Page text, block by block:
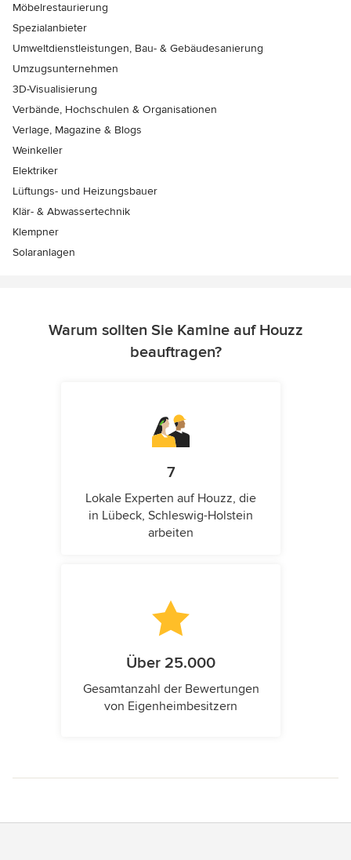
Möbelrestaurierung
Spezialanbieter
Umweltdienstleistungen, Bau- & Gebäudesanierung
Umzugsunternehmen
3D-Visualisierung
Verbände, Hochschulen & Organisationen
Verlage, Magazine & Blogs
Weinkeller
Elektriker
Lüftungs- und Heizungsbauer
Klär- & Abwassertechnik
Klempner
Solaranlagen
Warum sollten Sie Kamine auf Houzz
beauftragen?
7
Lokale Experten auf Houzz, die
in Lübeck, Schleswig-Holstein
arbeiten
Über 25.000
Gesamtanzahl der Bewertungen
von Eigenheimbesitzern